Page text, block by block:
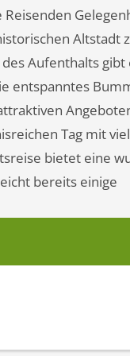
Altstadt
Aufenthalts gibt
entspanntes
Tag mit
bietet eine
bereits einige